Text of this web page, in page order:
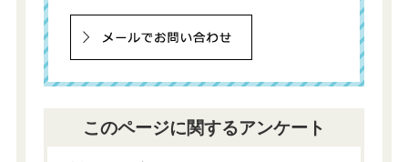
このページに関するアンケート